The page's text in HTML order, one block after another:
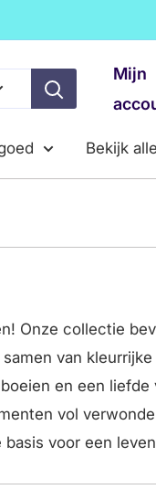
Mijn
Bekijk
Onze collectie
van
en een
vol
voor een